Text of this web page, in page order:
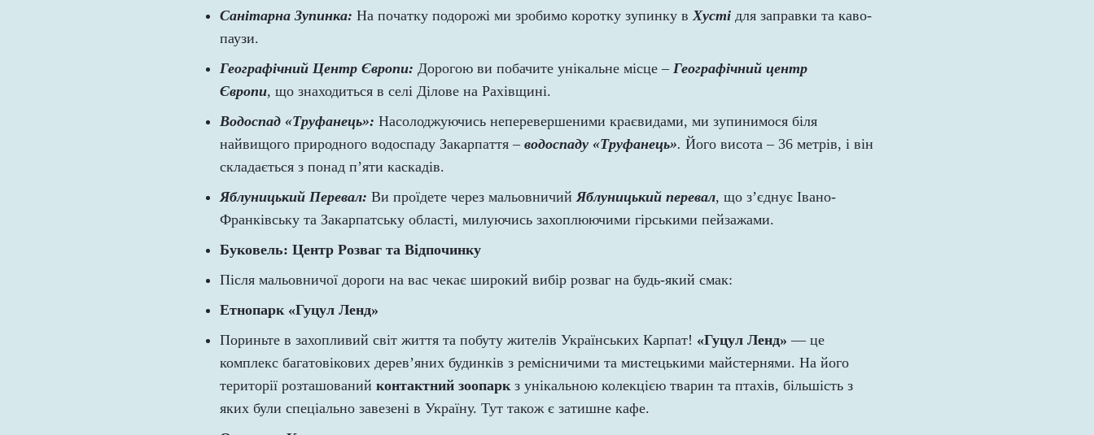
Санітарна Зупинка: На початку подорожі ми зробимо коротку зупинку вХусті для заправки та каво-
паузи.
Географічний Центр Європи: Дорогою ви побачите унікальне місце – Географічний центр
Європи, що знаходиться в селі Ділове на Рахівщині.
Водоспад «Труфанець»: Насолоджуючись неперевершеними краєвидами, ми зупинимося біля
найвищого природного водоспаду Закарпаття – водоспаду «Труфанець». Його висота – 36 метрів, і він
складається з понад п’яти каскадів.
Яблуницький Перевал: Ви проїдете через мальовничий Яблуницький перевал, що з’єднує Івано-
Франківську та Закарпатську області, милуючись захоплюючими гірськими пейзажами.
Буковель: Центр Розваг та Відпочинку
Після мальовничої дороги на вас чекає широкий вибір розваг на будь-який смак:
Етнопарк «Гуцул Ленд»
Пориньте в захопливий світ життя та побуту жителів Українських Карпат! «Гуцул Ленд» — це
комплекс багатовікових дерев’яних будинків з ремісничими та мистецькими майстернями. На його
території розташований контактний зоопаркз унікальною колекцією тварин та птахів, більшість з
яких були спеціально завезені в Україну. Тут також є затишне кафе.